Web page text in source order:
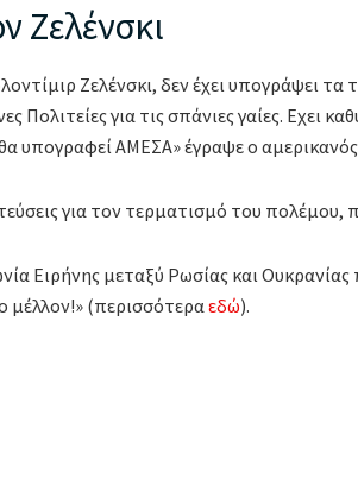
Ζελένσκι
Ζελένσκι, δεν έχει υπογράψει τα
για τις σπάνιες γαίες. Εχει
υπογραφεί ΑΜΕΣΑ» έγραψε ο
για τον τερματισμό του πολέμου,
Ειρήνης μεταξύ Ρωσίας και
μέλλον!» (περισσότεραεδώ).